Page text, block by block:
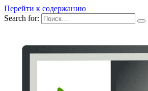
Перейти к содержанию
Search for: